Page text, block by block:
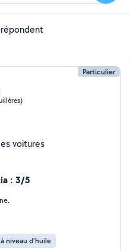
Particulier
voitures
: 3/5
niveau d'huile